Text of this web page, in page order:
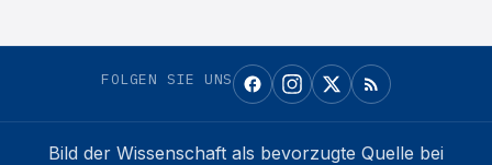
FOLGEN SIE UNS
Bild der Wissenschaft als bevorzugte Quelle bei